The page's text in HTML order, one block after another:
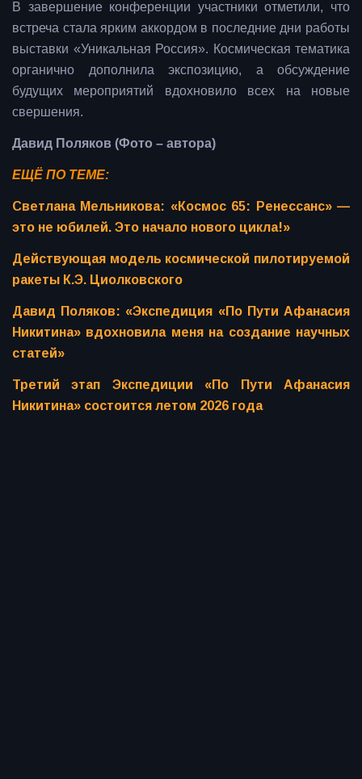
В завершение конференции участники отметили, что
встреча стала ярким аккордом в последние дни работы
выставки «Уникальная Россия». Космическая тематика
органично дополнила экспозицию, а обсуждение
будущих мероприятий вдохновило всех на новые
свершения.
Давид Поляков (Фото – автора)
ЕЩЁ ПО ТЕМЕ:
Светлана Мельникова: «Космос 65: Ренессанс» —
это не юбилей. Это начало нового цикла!»
Действующая модель космической пилотируемой
ракеты К.Э. Циолковского
Давид Поляков: «Экспедиция «По Пути Афанасия
Никитина» вдохновила меня на создание научных
статей»
Третий этап Экспедиции «По Пути Афанасия
Никитина» состоится летом 2026 года